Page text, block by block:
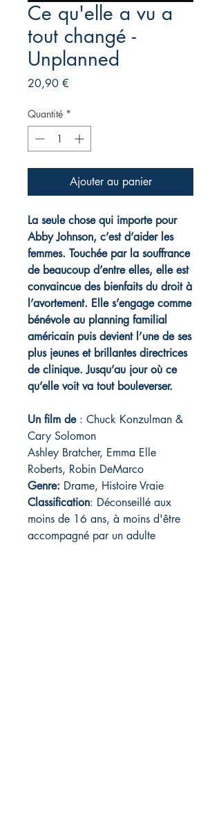
Ce qu'elle a vu a
tout changé -
Unplanned
20,90 €Prix
Quantité *
Ajouter au panier
La seule chose qui importe pour
Abby Johnson, c’est d’aider les
femmes. Touchée par la souffrance
de beaucoup d’entre elles, elle est
convaincue des bienfaits du droit à
l’avortement. Elle s’engage comme
bénévole au planning familial
américain puis devient l’une de ses
plus jeunes et brillantes directrices
de clinique. Jusqu’au jour où ce
qu’elle voit va tout bouleverser.
Un film de : Chuck Konzulman &
Cary Solomon
Ashley Bratcher, Emma Elle
Roberts, Robin DeMarco
Genre: Drame, Histoire Vraie
Classification: Déconseillé aux
moins de 16 ans, à moins d'être
accompagné par un adulte